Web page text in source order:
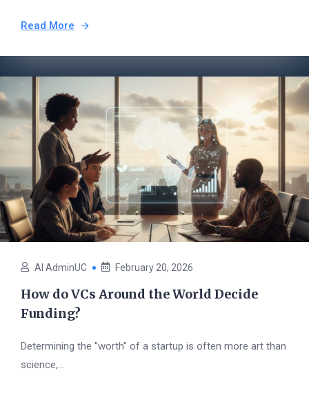
Read More
AI AdminUC February 20, 2026
How do VCs Around the World Decide
Funding?
Determining the "worth" of a startup is often more art than
science,...